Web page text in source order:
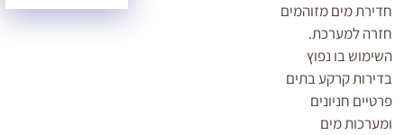
חדירת מים מזוהמים
חזרה למערכת.
השימוש בו נפוץ
בדירות קרקע בתים
פרטיים חניונים
ומערכות מים